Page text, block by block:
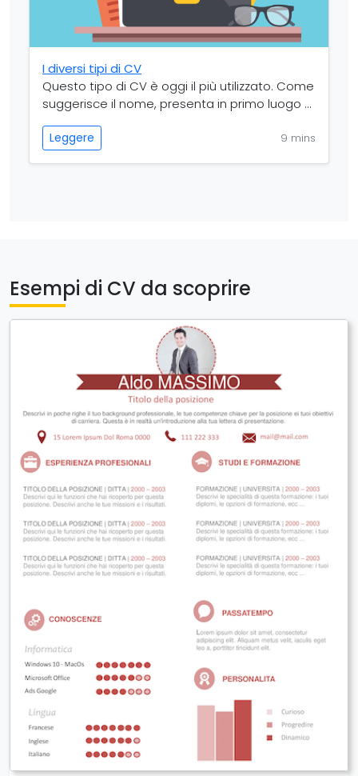
I diversi tipi di CV
Questo tipo di CV è oggi il più utilizzato. Come
suggerisce il nome, presenta in primo luogo ...
Leggere 9 mins
Esempi di CV da scoprire